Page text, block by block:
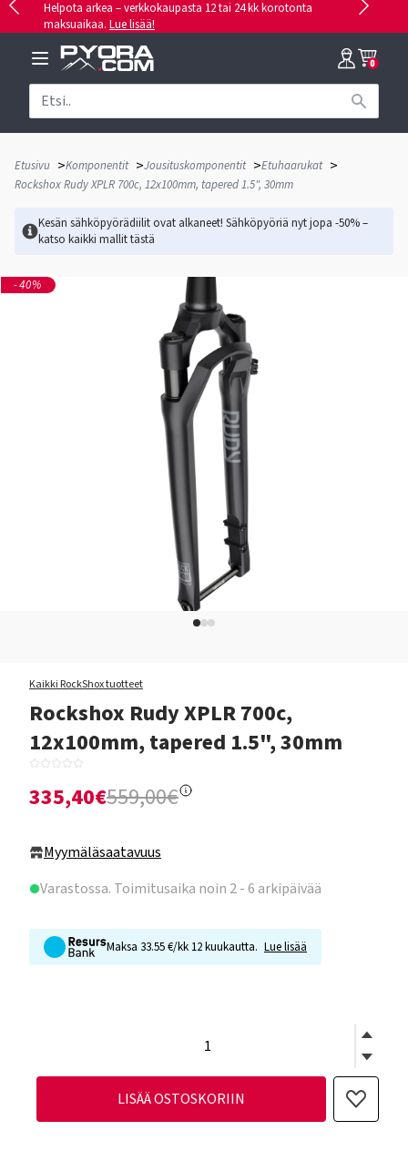
Helpota arkea – verkkokaupasta 12 tai 24 kk korotonta
maksuaikaa. Lue lisää!
0
Etusivu >Komponentit >Jousituskomponentit >Etuhaarukat >
Rockshox Rudy XPLR 700c, 12x100mm, tapered 1.5", 30mm
Kesän sähköpyörädiilit ovat alkaneet! Sähköpyöriä nyt jopa -50% –
katso kaikki mallittästä
-40%
Kaikki RockShox tuotteet
Rockshox Rudy XPLR 700c,
12x100mm, tapered 1.5", 30mm
335,40€559,00€
Myymäläsaatavuus
Varastossa. Toimitusaika noin 2 - 6 arkipäivää
Maksa 33.55 €/kk 12 kuukautta. Lue lisää
LISÄÄ OSTOSKORIIN